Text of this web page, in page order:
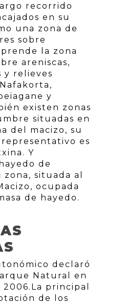
recorrido
en su
una zona de
sobre
la zona
areniscas,
y relieves
y
existen zonas
situadas en
del macizo, su
es
Y
de
situada al
ocupada
de hayedo.
declaró
Natural en
principal
de los